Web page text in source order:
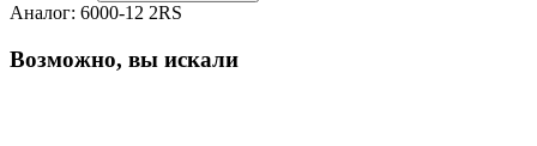
Аналог: 6000-12 2RS
Возможно, вы искали